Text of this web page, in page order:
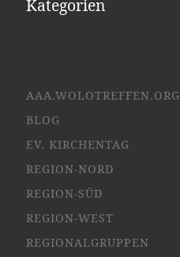
Kategorien
AAA.WOLOTREFFEN.ORG
BLOG
EV. KIRCHENTAG
REGION-NORD
REGION-SÜD
REGION-WEST
REGIONALGRUPPEN